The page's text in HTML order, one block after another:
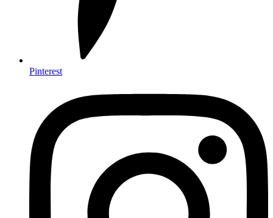
Pinterest